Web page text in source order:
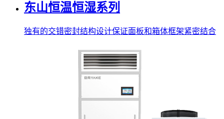
东山恒温恒湿系列
独有的交错密封结构设计保证面板和箱体框架紧密结合